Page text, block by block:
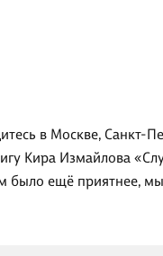
в Москве, Санкт-
Кира Измайлова
было ещё приятнее,